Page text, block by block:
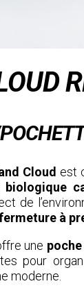
Cloud est
de
à
une
pour
moderne.